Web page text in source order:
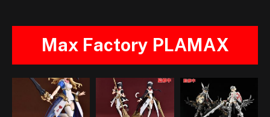
Max Factory PLAMAX